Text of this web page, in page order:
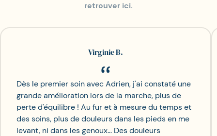
retrouver ici.
Virginie B.
Dès le premier soin avec Adrien, j'ai constaté une
grande amélioration lors de la marche, plus de
perte d'équilibre ! Au fur et à mesure du temps et
des soins, plus de douleurs dans les pieds en me
levant, ni dans les genoux... Des douleurs